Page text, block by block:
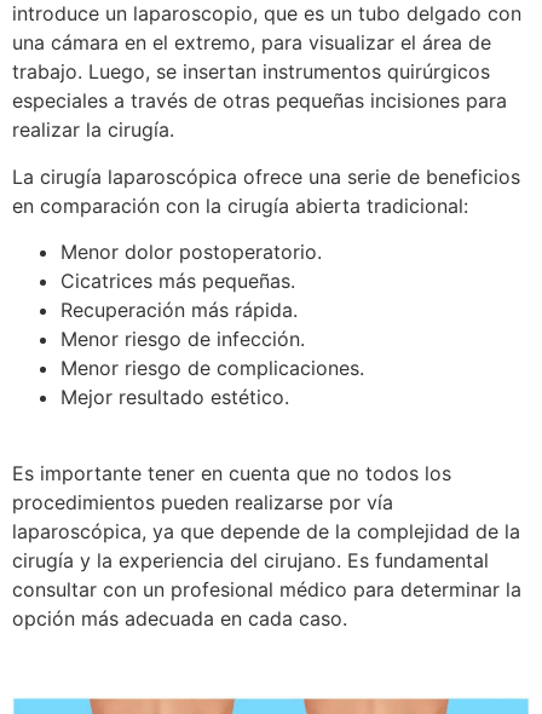
introduce un laparoscopio, que es un tubo delgado con
una cámara en el extremo, para visualizar el área de
trabajo. Luego, se insertan instrumentos quirúrgicos
especiales a través de otras pequeñas incisiones para
realizar la cirugía.
La cirugía laparoscópica ofrece una serie de beneficios
en comparación con la cirugía abierta tradicional:
Menor dolor postoperatorio.
Cicatrices más pequeñas.
Recuperación más rápida.
Menor riesgo de infección.
Menor riesgo de complicaciones.
Mejor resultado estético.
Es importante tener en cuenta que no todos los
procedimientos pueden realizarse por vía
laparoscópica, ya que depende de la complejidad de la
cirugía y la experiencia del cirujano. Es fundamental
consultar con un profesional médico para determinar la
opción más adecuada en cada caso.